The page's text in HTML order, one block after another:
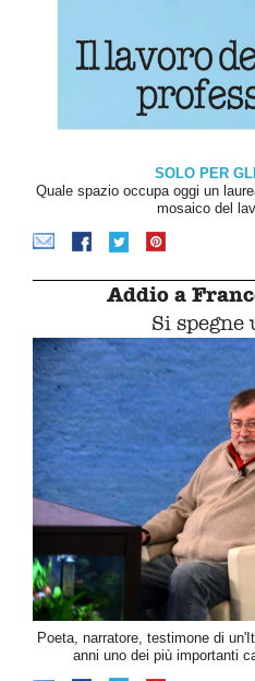
SOLO PER
Quale spazio occupa oggi un
mosaico del
Addio a
Si spegne
Poeta, narratore, testimone di
anni uno dei più importanti